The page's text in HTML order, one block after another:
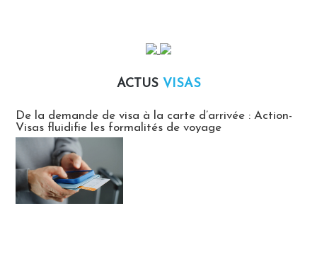
ACTUS VISAS
De la demande de visa à la carte d’arrivée : Action-
Visas fluidifie les formalités de voyage